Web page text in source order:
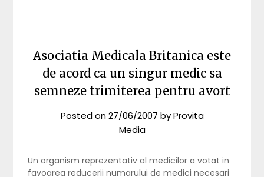
Asociatia Medicala Britanica este
de acord ca un singur medic sa
semneze trimiterea pentru avort
Posted on27/06/2007 byProvita
Media
Un organism reprezentativ al medicilor a votat in
favoarea reducerii numarului de medici necesari